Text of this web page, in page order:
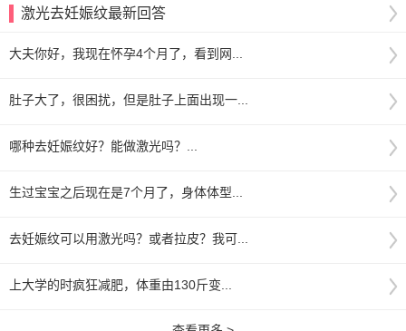
激光去妊娠纹最新回答
大夫你好，我现在怀孕4个月了，看到网...
肚子大了，很困扰，但是肚子上面出现一...
哪种去妊娠纹好？能做激光吗？...
生过宝宝之后现在是7个月了，身体体型...
去妊娠纹可以用激光吗？或者拉皮？我可...
上大学的时疯狂减肥，体重由130斤变...